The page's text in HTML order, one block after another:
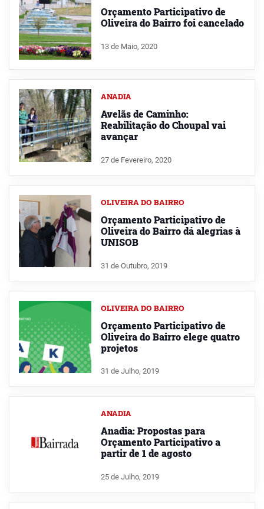
Orçamento Participativo de
Oliveira do Bairro foi cancelado
13 de Maio, 2020
ANADIA
Avelãs de Caminho:
Reabilitação do Choupal vai
avançar
27 de Fevereiro, 2020
OLIVEIRA DO BAIRRO
Orçamento Participativo de
Oliveira do Bairro dá alegrias à
UNISOB
31 de Outubro, 2019
OLIVEIRA DO BAIRRO
Orçamento Participativo de
Oliveira do Bairro elege quatro
projetos
31 de Julho, 2019
ANADIA
Anadia: Propostas para
Orçamento Participativo a
partir de 1 de agosto
25 de Julho, 2019